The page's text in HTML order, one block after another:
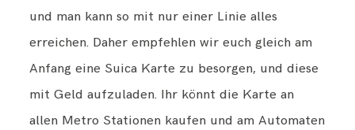
und man kann so mit nur einer Linie alles
erreichen. Daher empfehlen wir euch gleich am
Anfang eine Suica Karte zu besorgen, und diese
mit Geld aufzuladen. Ihr könnt die Karte an
allen Metro Stationen kaufen und am Automaten